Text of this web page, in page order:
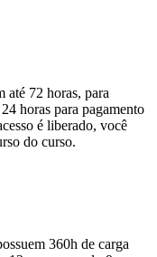
até 72 horas, para
horas para pagamento
é liberado, você
do curso.
360h de carga